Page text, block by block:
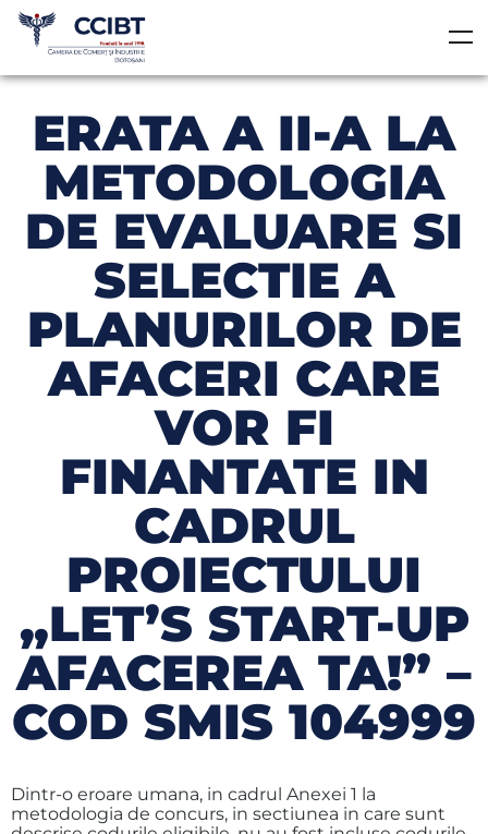
ERATA A II-A LA
METODOLOGIA
DE EVALUARE SI
SELECTIE A
PLANURILOR DE
AFACERI CARE
VOR FI
FINANTATE IN
CADRUL
PROIECTULUI
„LET’S START-UP
AFACEREA TA!” –
COD SMIS 104999
Dintr-o eroare umana, in cadrul Anexei 1 la
metodologia de concurs, in sectiunea in care sunt